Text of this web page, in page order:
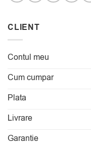
CLIENT
Contul meu
Cum cumpar
Plata
Livrare
Garantie